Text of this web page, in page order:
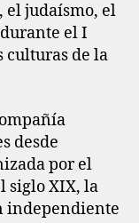
el judaísmo, el
el I
culturas de la
desde
por el
siglo XIX, la
independiente